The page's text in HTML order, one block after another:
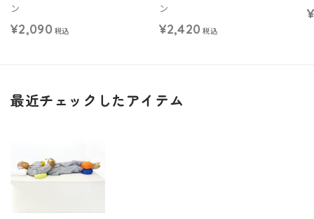
ン
¥2,090 税込
ン
¥2,420 税込
最近チェックしたアイテム